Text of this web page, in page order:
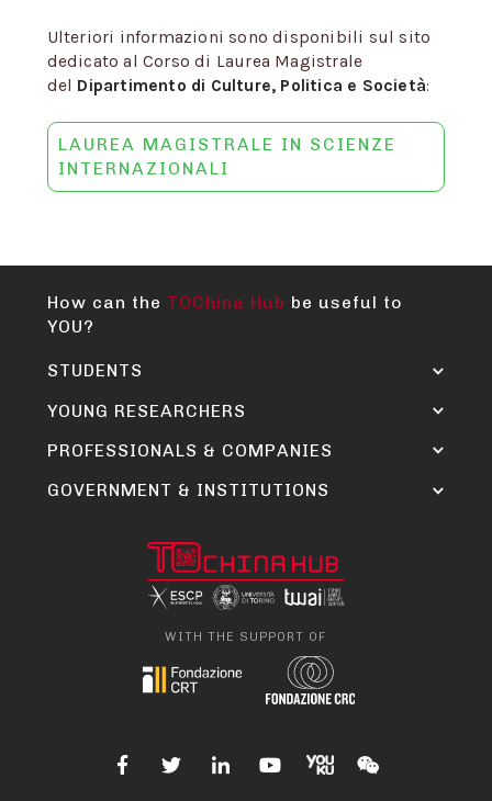
Ulteriori informazioni sono disponibili sul sito
dedicato al Corso di Laurea Magistrale
del Dipartimento di Culture, Politica e Società:
LAUREA MAGISTRALE IN SCIENZE
INTERNAZIONALI
How can the TOChina Hub be useful to
YOU?
STUDENTS
YOUNG RESEARCHERS
PROFESSIONALS & COMPANIES
GOVERNMENT & INSTITUTIONS
WITH THE SUPPORT OF
    